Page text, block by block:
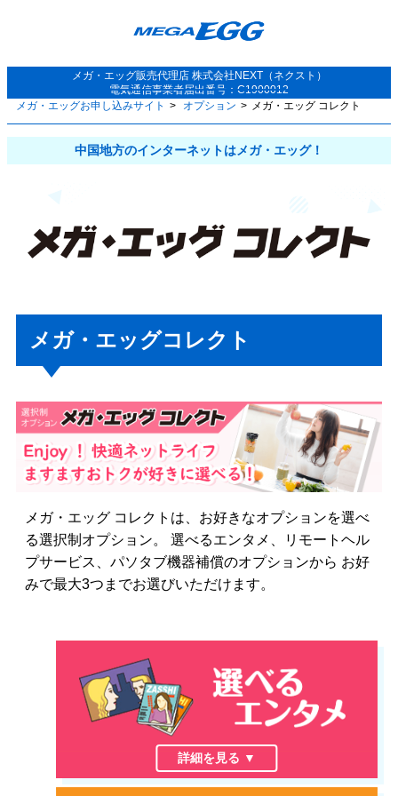
メガ・エッグ販売代理店 株式会社NEXT（ネクスト）
電気通信事業者届出番号：C1900012
メガ・エッグお申し込みサイト
オプション メガ・エッグ コレクト
中国地方のインターネットはメガ・エッグ！
メガ・エッグコレクト
メガ・エッグ コレクトは、お好きなオプションを選べ
る選択制オプション。
選べるエンタメ、リモートヘル
プサービス、パソタブ機器補償のオプションから お好
みで最大3つまでお選びいただけます。